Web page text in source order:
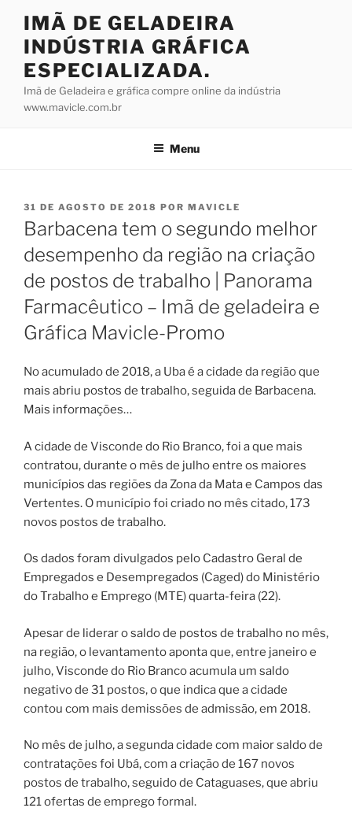
conteúdo
IMÃ DE GELADEIRA
INDÚSTRIA GRÁFICA
ESPECIALIZADA.
Imã de Geladeira e gráfica compre online da indústria
www.mavicle.com.br
Menu
PUBLICADO
EM
31 DE AGOSTO DE 2018 POR MAVICLE
Barbacena tem o segundo melhor
desempenho da região na criação
de postos de trabalho | Panorama
Farmacêutico – Imã de geladeira e
Gráfica Mavicle-Promo
No acumulado de 2018, a Uba é a cidade da região que
mais abriu postos de trabalho, seguida de Barbacena.
Mais informações…
A cidade de Visconde do Rio Branco, foi a que mais
contratou, durante o mês de julho entre os maiores
municípios das regiões da Zona da Mata e Campos das
Vertentes. O município foi criado no mês citado, 173
novos postos de trabalho.
Os dados foram divulgados pelo Cadastro Geral de
Empregados e Desempregados (Caged) do Ministério
do Trabalho e Emprego (MTE) quarta-feira (22).
Apesar de liderar o saldo de postos de trabalho no mês,
na região, o levantamento aponta que, entre janeiro e
julho, Visconde do Rio Branco acumula um saldo
negativo de 31 postos, o que indica que a cidade
contou com mais demissões de admissão, em 2018.
No mês de julho, a segunda cidade com maior saldo de
contratações foi Ubá, com a criação de 167 novos
postos de trabalho, seguido de Cataguases, que abriu
121 ofertas de emprego formal.